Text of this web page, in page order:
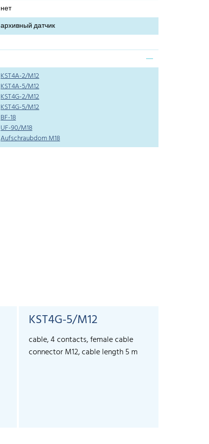
нет
архивный датчик
KST4A-2/M12
KST4A-5/M12
KST4G-2/M12
KST4G-5/M12
BF-18
UF-90/M18
Aufschraubdom M18
KST4G-5/M12
cable, 4 contacts, female cable
connector M12, cable length 5 m